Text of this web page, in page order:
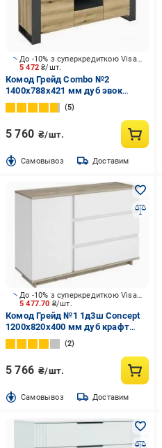
5 472₴/шт.
До -10% з суперкредиткою Visa Вигода
Комод Грейд Combo №2
1400х788х421 мм дуб эвок
прибрежный /дуб эвок
прибрежный/графит серый
5
5 760 ₴/шт.
Cамовывоз Доставим
5 477.70 ₴/шт.
До -10% з суперкредиткою Visa Вигода
Комод Грейд №1 1д3ш Concept
1200x820x400 мм дуб крафт
серый/нимфея альба
2
5 766 ₴/шт.
Cамовывоз Доставим